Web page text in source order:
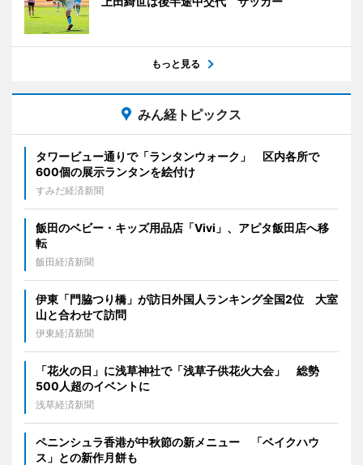
もっと見る
みん経トピックス
タワービュー通りで「ランタンウォーク」 区内各所で
600個の展示ランタンを絵付け
すみだ経済新聞
飯田のベビー・キッズ用品店「Vivi」、アピタ飯田店へ移
転
飯田経済新聞
伊東「門脇つり橋」が訪日外国人ランキング全国2位 大室
山と合わせて訪問
伊東経済新聞
「花火の日」に浅草神社で「浅草子供花火大会」 総勢
500人超のイベントに
浅草経済新聞
ペニンシュラ香港が中秋節の新メニュー 「ベイクハウ
ス」との新作月餅も